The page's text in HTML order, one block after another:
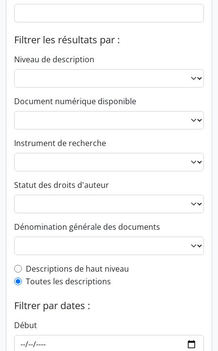
Filtrer les résultats par :
Niveau de description
Document numérique disponible
Instrument de recherche
Statut des droits d'auteur
Dénomination générale des documents
Top-level description filter
Descriptions de haut niveau
Toutes les descriptions
Filtrer par dates :
Début